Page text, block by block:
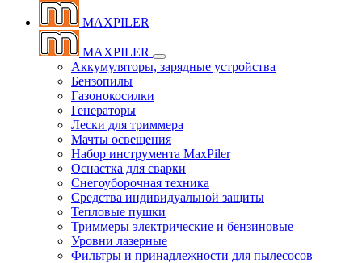
MAXPILER
MAXPILER
Аккумуляторы, зарядные устройства
Бензопилы
Газонокосилки
Генераторы
Лески для триммера
Мачты освещения
Набор инструмента MaxPiler
Оснастка для сварки
Снегоуборочная техника
Средства индивидуальной защиты
Тепловые пушки
Триммеры электрические и бензиновые
Уровни лазерные
Фильтры и принадлежности для пылесосов